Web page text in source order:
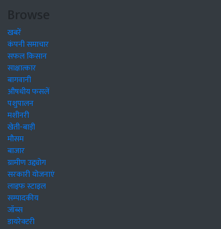
Browse
खबरें
कंपनी समाचार
सफल किसान
साक्षात्कार
बागवानी
औषधीय फसलें
पशुपालन
मशीनरी
खेती-बाड़ी
मौसम
बाजार
ग्रामीण उद्द्योग
सरकारी योजनाएं
लाइफ स्टाइल
सम्पादकीय
जॉब्स
डायरेक्टरी